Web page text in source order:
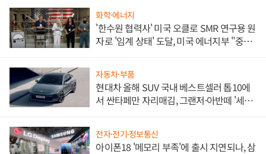
화학·에너지
'한수원 협력사' 미국 오클로 SMR 연구용 원
자로 '임계 상태' 도달, 미국 에너지부 "중요
자동차·부품
현대차 올해 SUV 국내 베스트셀러 톱10에
서 싼타페만 자리매김, 그랜저·아반떼 '세단
전자·전기·정보통신
아이폰18 '메모리 부족'에 출시 지연되나, 삼